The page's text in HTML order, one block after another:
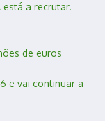
a recrutar.
de euros
e vai continuar a